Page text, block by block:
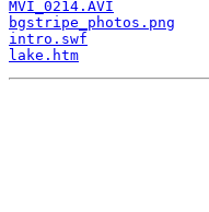
MVI_0214.AVI
bgstripe_photos.png
intro.swf
lake.htm